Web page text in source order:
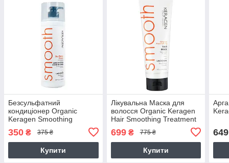
Безсульфатний
кондиціонер Organic
Keragen Smoothing
Conditioner з кератином,
250 г (розлив)
350 ₴ 375 ₴
Купити
Лікувальна Маска для
волосся Organic Keragen
Hair Smoothing Treatment
699₴ 775 ₴
Купити
649